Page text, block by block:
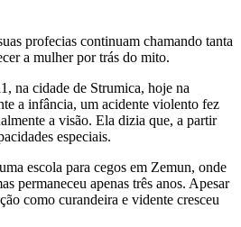
profecias continuam chamando tanta
a mulher por trás do mito.
na cidade de Strumica, hoje na
a infância, um acidente violento fez
a visão. Ela dizia que, a partir
especiais.
escola para cegos em Zemun, onde
permaneceu apenas três anos. Apesar
como curandeira e vidente cresceu